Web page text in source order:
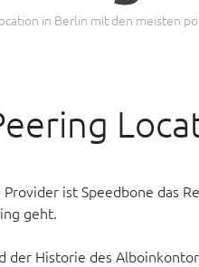
in Berlin mit den meisten
Provider ist Speedbone das
geht.
der Historie des